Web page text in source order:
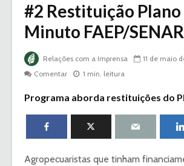
#2 Restituição
Minuto FAEP/SENAR
Relações com a Imprensa
11 de maio
Comentar
1 min. leitura
Programa aborda restituições do
Agropecuaristas que tinham